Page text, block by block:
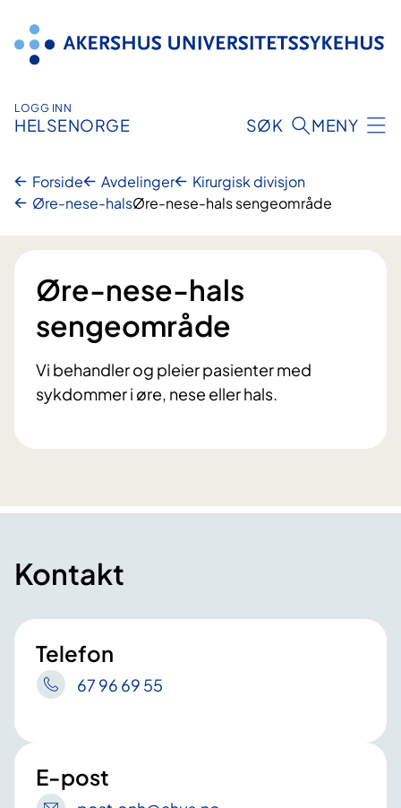
innhold
LOGG INN
HELSENORGE SØK MENY
Forside Avdelinger
Kirurgisk divisjon
Øre-nese-halsØre-nese-hals sengeområde
Øre-nese-hals
sengeområde
Vi behandler og pleier pasienter med
sykdommer i øre, nese eller hals.
Kontakt
Telefon
67 96 69 55
E-post